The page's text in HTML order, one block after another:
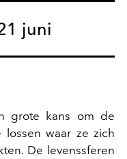
juni
grote kans om de
waar ze zich
De levenssferen